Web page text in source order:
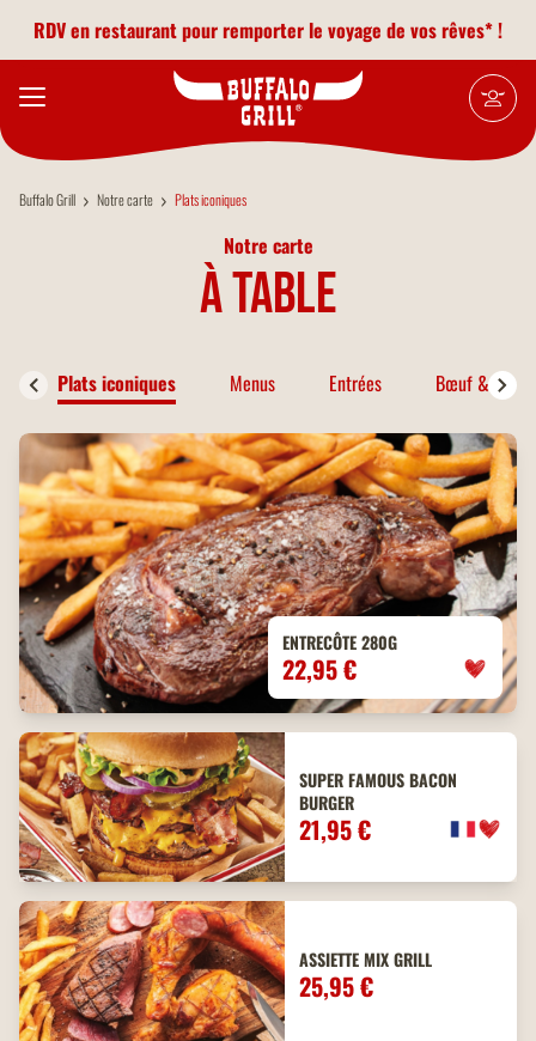
RDV en restaurant pour remporter le voyage de vos rêves* !
Buffalo Grill Notre carte Plats iconiques
Notre carte
à table
Plats iconiques Menus Entrées Bœuf & Bison
ENTRECÔTE 280G
22,95 €
SUPER FAMOUS BACON
BURGER
21,95 €
ASSIETTE MIX GRILL
25,95 €